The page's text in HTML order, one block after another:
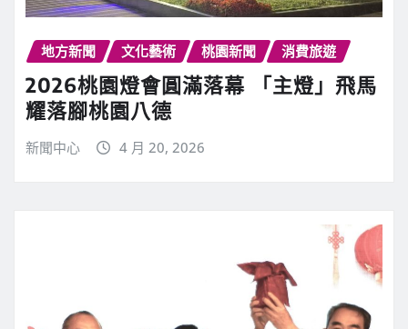
地方新聞 文化藝術 桃園新聞 消費旅遊
2026桃園燈會圓滿落幕 「主燈」飛馬
耀落腳桃園八德
新聞中心 4 月 20, 2026